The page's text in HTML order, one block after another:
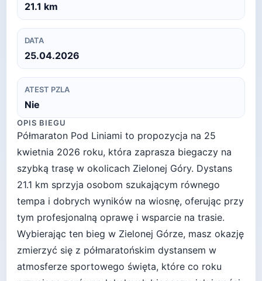
21.1 km
DATA
25.04.2026
ATEST PZLA
Nie
OPIS BIEGU
Półmaraton Pod Liniami to propozycja na 25
kwietnia 2026 roku, która zaprasza biegaczy na
szybką trasę w okolicach Zielonej Góry. Dystans
21.1 km sprzyja osobom szukającym równego
tempa i dobrych wyników na wiosnę, oferując przy
tym profesjonalną oprawę i wsparcie na trasie.
Wybierając ten bieg w Zielonej Górze, masz okazję
zmierzyć się z półmaratońskim dystansem w
atmosferze sportowego święta, które co roku